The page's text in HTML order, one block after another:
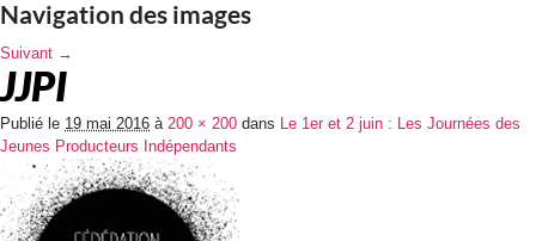
Navigation des images
Suivant →
JJPI
Publié le 19 mai 2016 à 200 × 200 dans Le 1er et 2 juin : Les Journées des
Jeunes Producteurs Indépendants